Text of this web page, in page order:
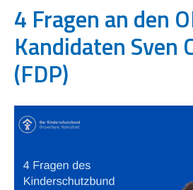
Der Kinderschutzbund
Aktuelles
Blog
Kinder- und Jugendtelefon
Trennung der Eltern
Familienberatungsstelle
Fachstelle „Frühe Hilfen“
4 Fragen an den
Kandidaten Sven
(FDP)